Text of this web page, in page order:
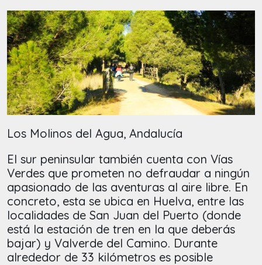
Los Molinos del Agua, Andalucía
El sur peninsular también cuenta con Vías
Verdes que prometen no defraudar a ningún
apasionado de las aventuras al aire libre. En
concreto, esta se ubica en Huelva, entre las
localidades de San Juan del Puerto (donde
está la estación de tren en la que deberás
bajar) y Valverde del Camino. Durante
alrededor de 33 kilómetros es posible